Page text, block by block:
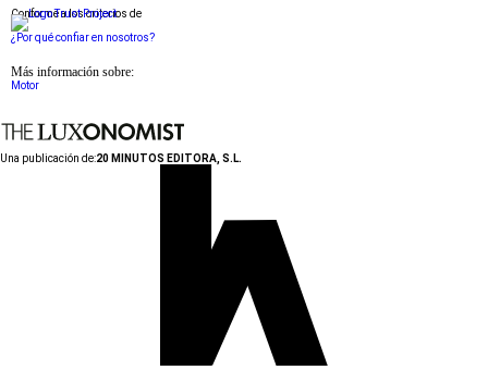
Conforme a los criterios de
¿Por qué confiar en nosotros?
Más información sobre:
Motor
Una publicación de:20 MINUTOS EDITORA, S.L.